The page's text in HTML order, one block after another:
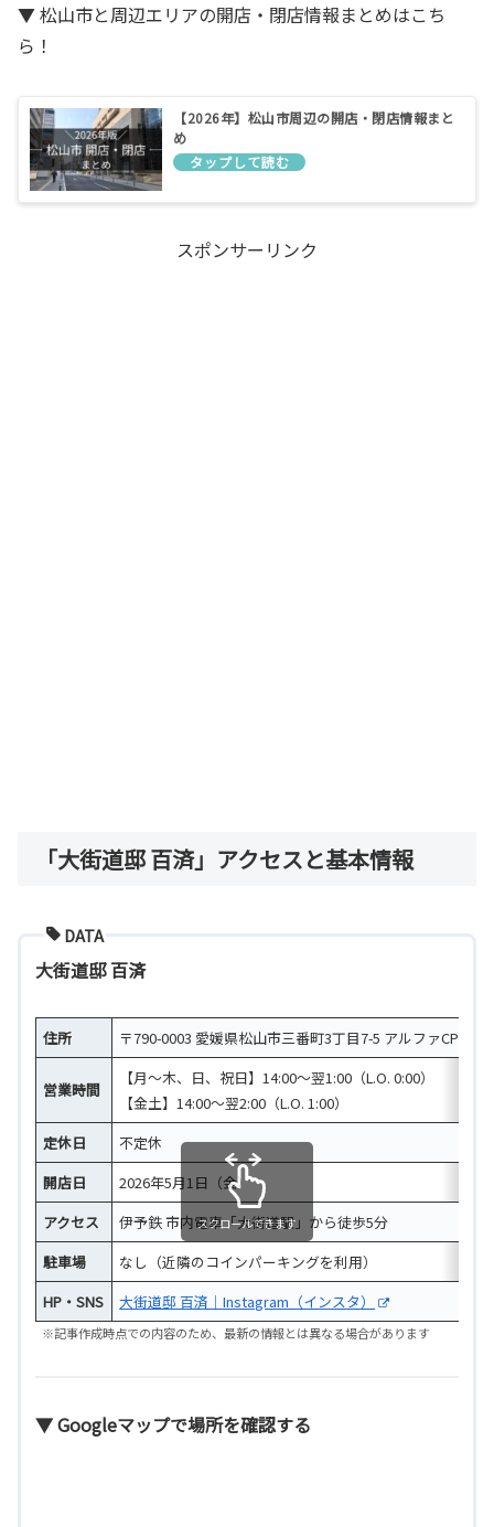
▼ 松山市と周辺エリアの開店・閉店情報まとめはこち
ら！
【2026年】松山市周辺の開店・閉店情報まと
め
スポンサーリンク
「大街道邸 百済」アクセスと基本情報
DATA
大街道邸 百済
住所 〒790-0003 愛媛県松山市三番町3丁目7-5 アルファCPXビ
営業時間
【月～木、日、祝日】14:00～翌1:00（L.O. 0:00）
【金土】14:00～翌2:00（L.O. 1:00）
定休日
不定休
開店日
2026年5月1日（金）
アクセス
伊予鉄 市内電車「大街道駅」から徒歩5分
駐車場
なし（近隣のコインパーキングを利用）
HP・SNS
大街道邸 百済｜Instagram（インスタ）
スクロールできます
※記事作成時点での内容のため、最新の情報とは異なる場合があります
▼ Googleマップで場所を確認する